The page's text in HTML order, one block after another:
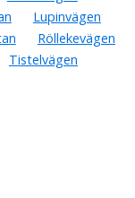
Lupinvägen
Röllekevägen
Tistelvägen